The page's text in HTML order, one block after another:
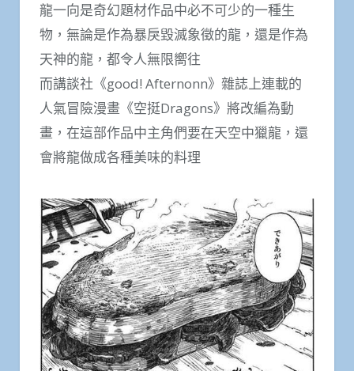
龍一向是奇幻題材作品中必不可少的一種生
物，無論是作為暴戾毀滅象徵的龍，還是作為
天神的龍，都令人無限嚮往
而講談社《good! Afternonn》雜誌上連載的
人氣冒險漫畫《空挺Dragons》將改編為動
畫，在這部作品中主角們要在天空中獵龍，還
會將龍做成各種美味的料理